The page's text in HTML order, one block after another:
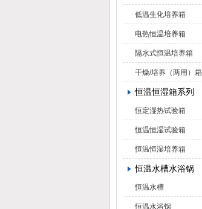
低温生化培养箱
电热恒温培养箱
隔水式恒温培养箱
干燥/培养（两用）箱
恒温恒湿箱系列
恒定湿热试验箱
恒温恒湿试验箱
恒温恒湿培养箱
恒温水槽水浴锅
恒温水槽
恒温水浴锅